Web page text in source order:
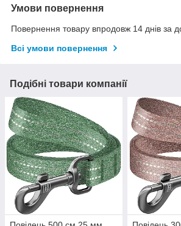
Умови повернення
Повернення товару впродовж 14 днів за
Всі умови повернення
Подібні товари компанії